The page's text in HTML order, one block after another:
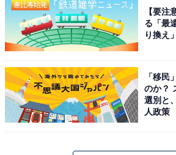
【要注
る「最
り換え
「移民
のか？
選別と
人政策